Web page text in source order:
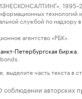
службой по
агентство «РБК».
Петербургская биржа
часть текста в
соблюдении авторских